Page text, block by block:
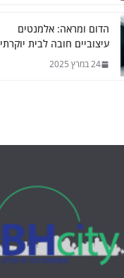
הדום ומראה: אלמנטים
עיצוביים חובה לבית יוקרתי
24 במרץ 2025